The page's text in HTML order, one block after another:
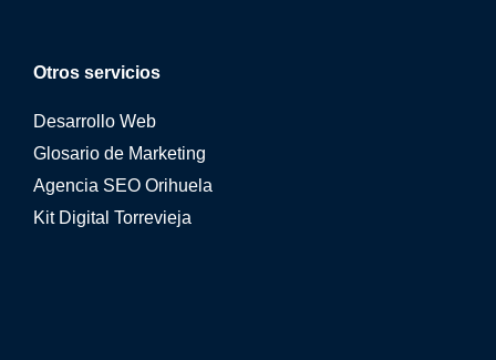
Otros servicios
Desarrollo Web
Glosario de Marketing
Agencia SEO Orihuela
Kit Digital Torrevieja